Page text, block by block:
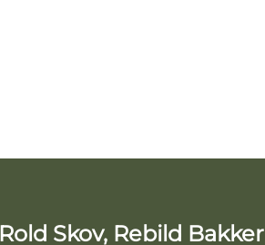
Rold Skov, Rebild Bakker